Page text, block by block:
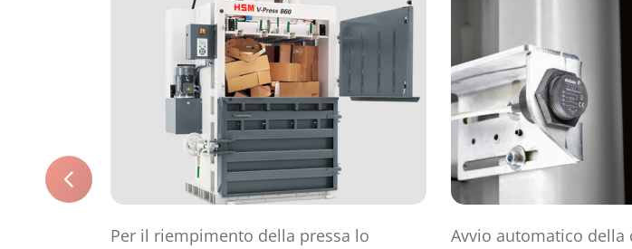
Per il riempimento della pressa lo
Avvio automatico della